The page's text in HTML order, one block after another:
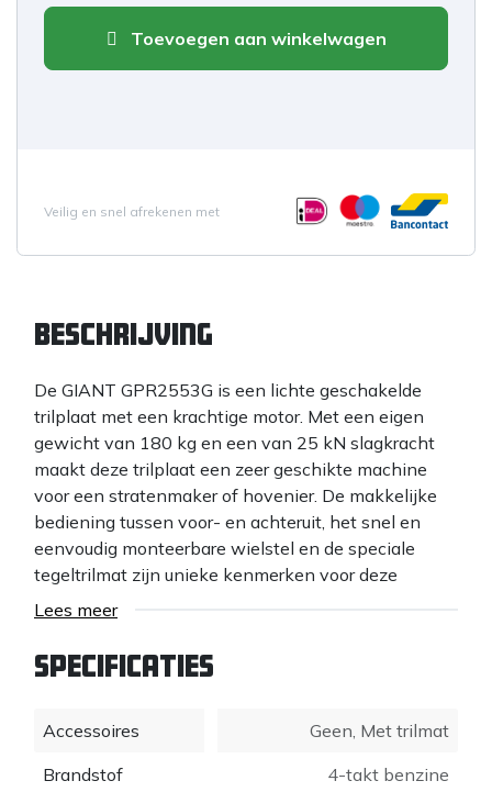
Toevoegen aan winkelwagen
Veilig en snel afrekenen met
Beschrijving
De GIANT GPR2553G is een lichte geschakelde
trilplaat met een krachtige motor. Met een eigen
gewicht van 180 kg en een van 25 kN slagkracht
maakt deze trilplaat een zeer geschikte machine
voor een stratenmaker of hovenier. De makkelijke
bediening tussen voor- en achteruit, het snel en
eenvoudig monteerbare wielstel en de speciale
tegeltrilmat zijn unieke kenmerken voor deze
schakelplaat.
Lees meer
Specificaties
Accessoires Geen, Met trilmat
Brandstof
4-takt benzine